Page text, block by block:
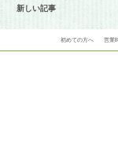
新しい記事
初めての方へ 営業